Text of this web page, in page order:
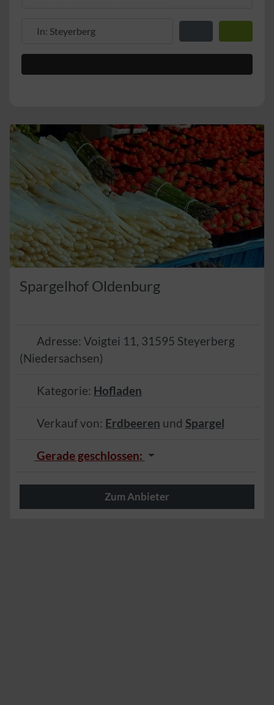
Spargelhof Oldenburg
Adresse: Voigtei 11, 31595 Steyerberg
(Niedersachsen)
Kategorie: Hofladen
Verkauf von: Erdbeeren und Spargel
Gerade geschlossen:
Zum Anbieter